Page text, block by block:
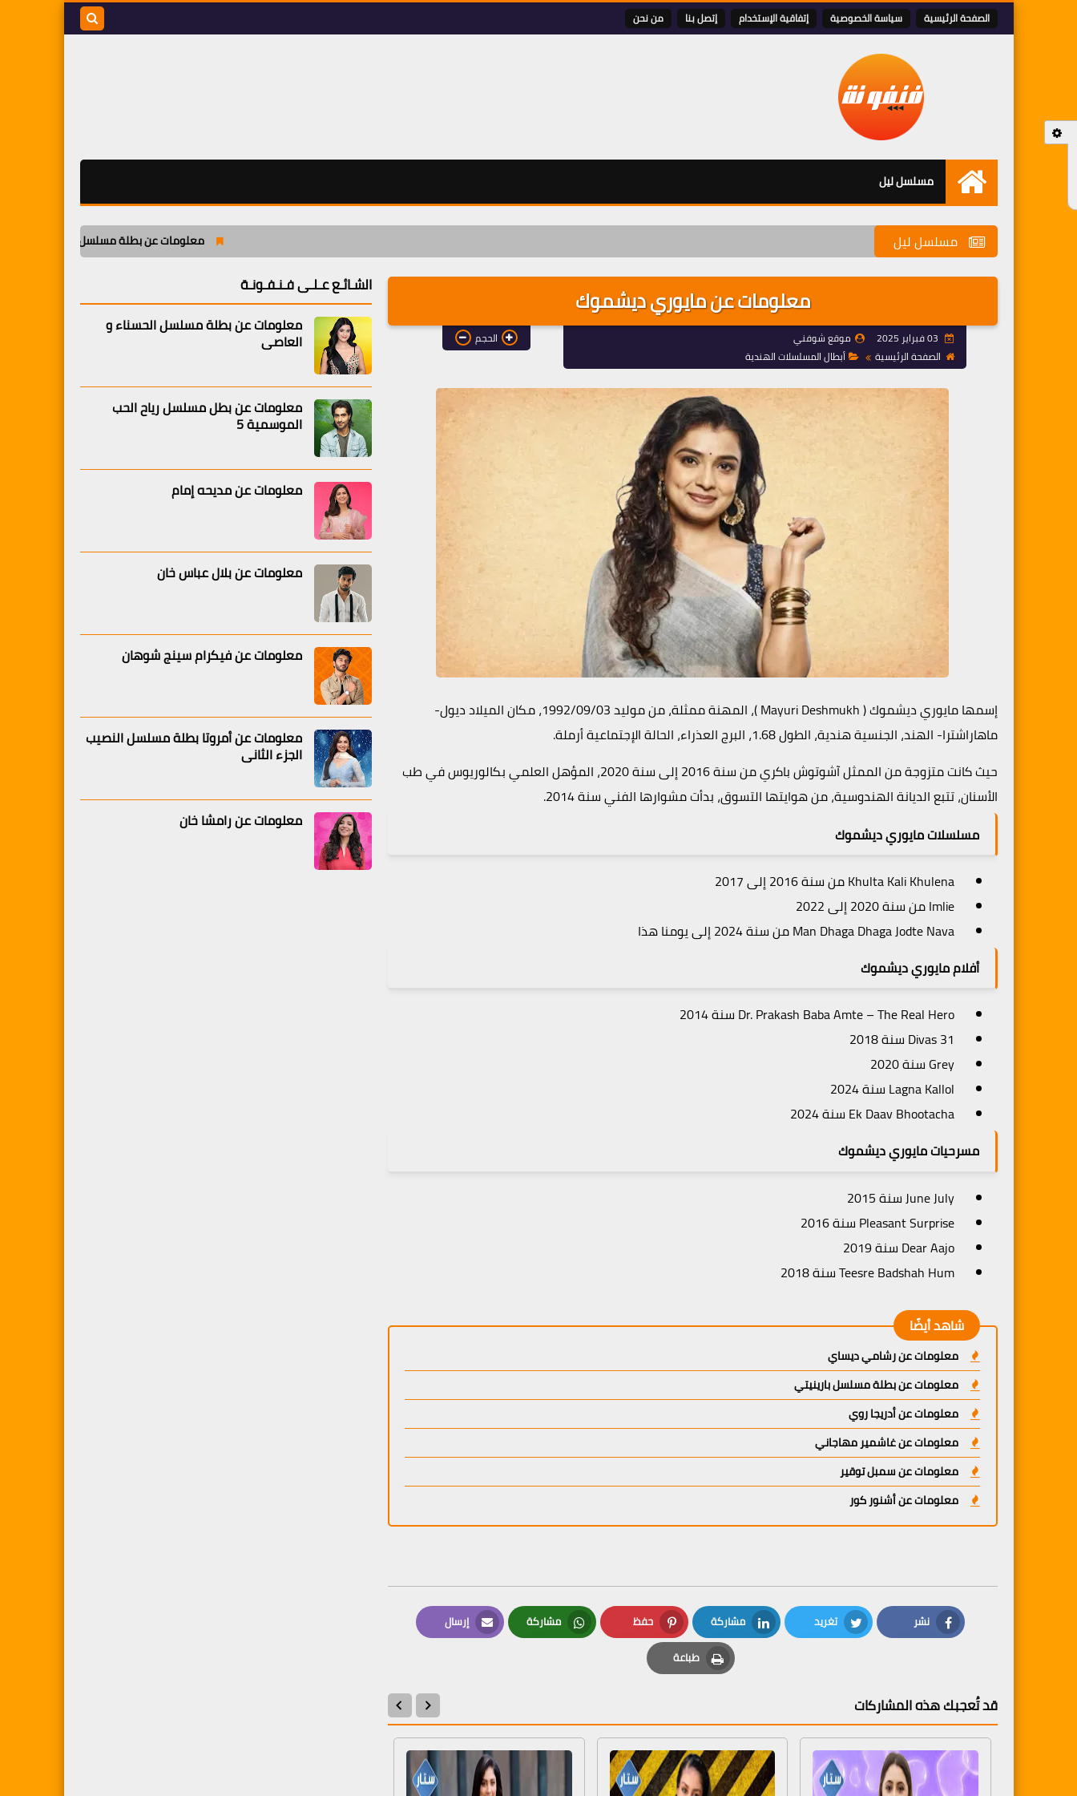
الصفحة الرئيسية سياسة الخصوصية إتفاقية الإستخدام إتصل بنا من نحن
الرئيسية
مسلسل ليل
مسلسل ليل معلومات عن بطلة مسلسل الحسناء و العاصي
معلومات عن مايوري ديشموك
موقع شوفني
الصفحة الرئيسية
أبطال المسلسلات الهندية
الحجم
إسمها مايوري ديشموك ( Mayuri Deshmukh )، المهنة ممثلة، من موليد 1992/09/03، مكان الميلاد ديول-
ماهاراشترا- الهند، الجنسية هندية، الطول 1.68، البرج العذراء، الحالة الإجتماعية أرملة.
حيث كانت متزوجة من الممثل آشوتوش باكري من سنة 2016 إلى سنة 2020، المؤهل العلمي بكالوريوس في طب
الأسنان، تتبع الديانة الهندوسية، من هوايتها التسوق، بدأت مشوارها الفني سنة 2014.
مسلسلات مايوري ديشموك
Khulta Kali Khulena من سنة 2016 إلى 2017
Imlie من سنة 2020 إلى 2022
Man Dhaga Dhaga Jodte Nava من سنة 2024 إلى يومنا هذا
أفلام مايوري ديشموك
Dr. Prakash Baba Amte – The Real Hero سنة 2014
Grey سنة 2020
Ek Daav Bhootacha سنة 2024
مسرحيات مايوري ديشموك
June July سنة 2015
Pleasant Surprise سنة 2016
Dear Aajo سنة 2019
Teesre Badshah Hum سنة 2018
شاهد أيضًا
معلومات عن رشامي ديساي
معلومات عن بطلة مسلسل بارينيتي
معلومات عن أدريجا روي
معلومات عن غاشمير مهاجاني
معلومات عن سمبل توقير
معلومات عن أشنور كور
نشر
Facebook
تغريد
Twitter
مشاركة
LinkedIn
حفظ
Pinterest
مشاركة
Whatsapp
إرسال
Email
طباعة
Print
قد تُعجبك هذه المشاركات
الشـائـع عـلـى فـنـفـونـة
معلومات عن بطلة مسلسل الحسناء و
العاصي
معلومات عن بطل مسلسل رياح الحب
الموسمية 5
معلومات عن مديحه إمام
معلومات عن بلال عباس خان
معلومات عن فيكرام سينج شوهان
معلومات عن أمروتا بطلة مسلسل النصيب
الجزء الثاني
معلومات عن رامشا خان